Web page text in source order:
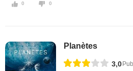
0 0
Planètes
3,0